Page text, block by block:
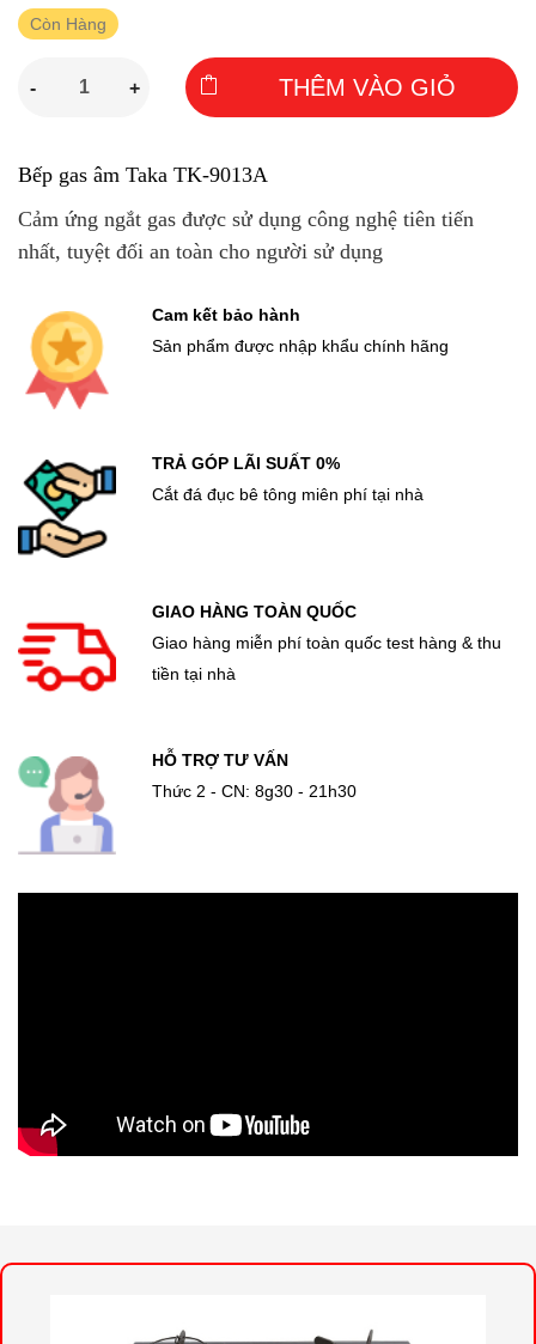
Còn Hàng
- + THÊM VÀO GIỎ
Bếp gas âm Taka TK-9013A
Cảm ứng ngắt gas được sử dụng công nghệ tiên tiến
nhất, tuyệt đối an toàn cho người sử dụng
Cam kết bảo hành
Sản phẩm được nhập khẩu chính hãng
TRẢ GÓP LÃI SUẤT 0%
Cắt đá đục bê tông miên phí tại nhà
GIAO HÀNG TOÀN QUỐC
Giao hàng miễn phí toàn quốc test hàng & thu
tiền tại nhà
HỖ TRỢ TƯ VẤN
Thức 2 - CN: 8g30 - 21h30